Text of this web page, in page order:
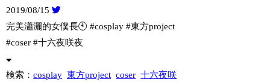
2019/08/15
完美瀟灑的女僕長🕙 #cosplay #東方project
#coser #十六夜咲夜
検索：cosplay 東方project coser 十六夜咲